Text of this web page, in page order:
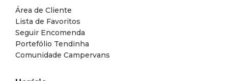
Área de Cliente
Lista de Favoritos
Seguir Encomenda
Portefólio Tendinha
Comunidade Campervans